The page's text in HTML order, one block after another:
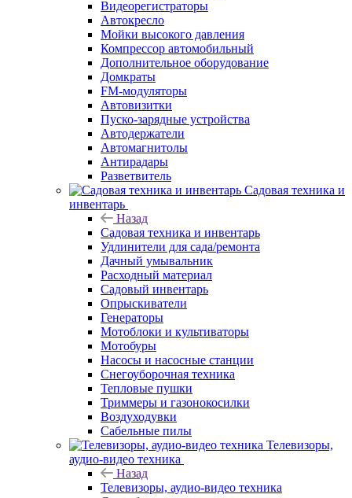
Видеорегистраторы
Автокресло
Мойки высокого давления
Компрессор автомобильный
Дополнительное оборудование
Домкраты
FM-модуляторы
Автовизитки
Пуско-зарядные устройства
Автодержатели
Автомагнитолы
Антирадары
Разветвитель
Садовая техника и
инвентарь
Назад
Садовая техника и инвентарь
Удлинители для сада/ремонта
Дачный умывальник
Расходный материал
Садовый инвентарь
Опрыскиватели
Генераторы
Мотоблоки и культиваторы
Мотобуры
Насосы и насосные станции
Снегоуборочная техника
Тепловые пушки
Триммеры и газонокосилки
Воздуходувки
Сабельные пилы
Телевизоры,
аудио-видео техника
Назад
Телевизоры, аудио-видео техника